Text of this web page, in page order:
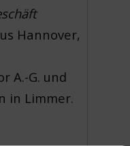
Hannover,
A.-G. und
in Limmer.